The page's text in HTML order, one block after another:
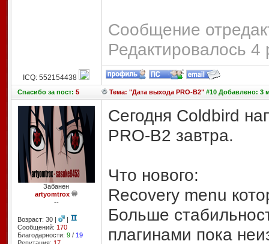
Сообщение
Редактировалось 4
ICQ: 552154438
Спасибоза пост: 5 Тема: "Дата выхода PRO-B2"#10 Добавлено: 3
Забанен
artyomtrox
--
Возраст: 30 |
|
Сообщений: 170
Благодарности: 9/ 19
Сегодня Coldbird
PRO-B2 завтра.
Что нового:
Recovery menu
Больше
плагинами пока